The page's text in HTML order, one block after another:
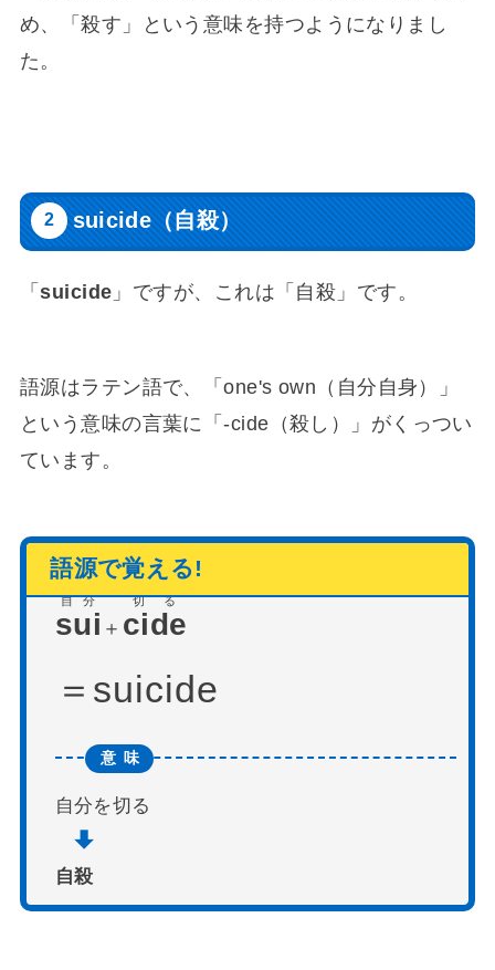
め、「殺す」という意味を持つようになりまし
た。
suicide（自殺）
「suicide 」ですが、これは「自殺」です。
語源はラテン語で、「one's own（自分自身）」
という意味の言葉に「-cide（殺し）」がくっつい
ています。
sui
自分
＋ cide
切る
suicide
自分を切る
自殺